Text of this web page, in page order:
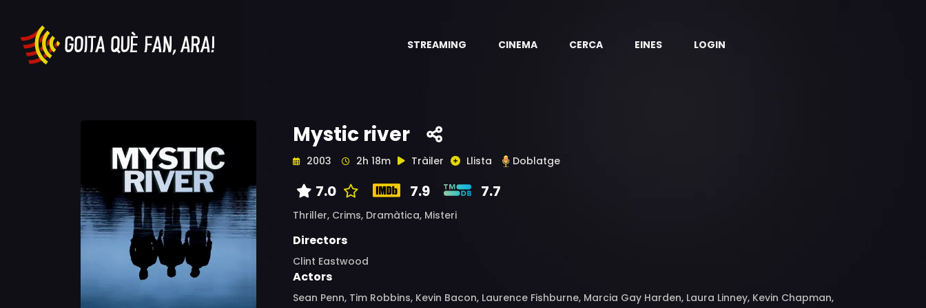
STREAMING CINEMA CERCA EINES LOGIN
Mystic river
2003 2h 18m Tràiler Llista Doblatge
7.0 7.9 7.7
Thriller, Crims, Dramàtica, Misteri
Directors
Clint Eastwood
Actors
Sean Penn, Tim Robbins, Kevin Bacon, Laurence Fishburne, Marcia Gay Harden, Laura Linney, Kevin Chapman,